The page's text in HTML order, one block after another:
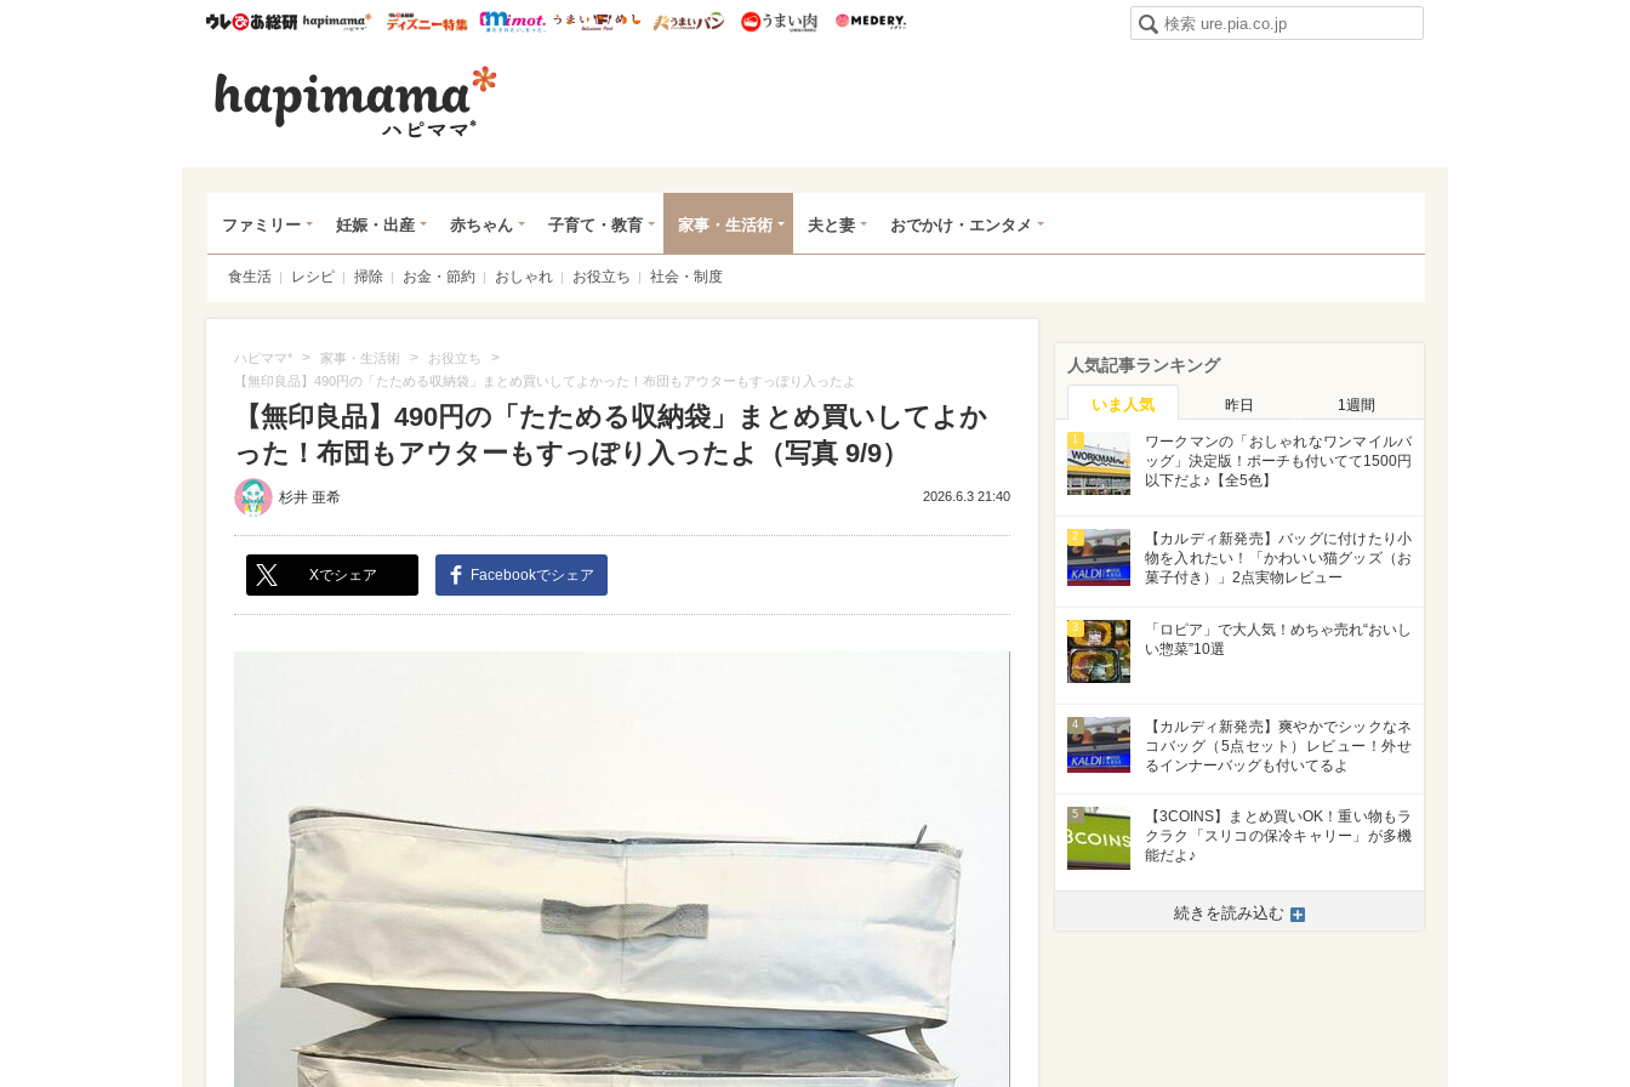
ウレぴあ総研ハピママ* ウレぴあ総研 ディズニー特集
mimot. うまいめし うまいパン うまい肉
ファミリー 妊娠・出産 赤ちゃん 子育て・教育 家事・生活術 夫と妻 おでかけ・エンタメ
食生活 レシピ 掃除 お金・節約 おしゃれ お役立ち 社会・制度
ハピママ* > 家事・生活術 > お役立ち >
【無印良品】490円の「たためる収納袋」まとめ買いしてよかった！布団もアウターもすっぽり入ったよ
【無印良品】490円の「たためる収納袋」まとめ買いしてよか
った！布団もアウターもすっぽり入ったよ（写真 9/9）
杉井 亜希 2026.6.3 21:40
Xでシェア Facebookでシェア
人気記事ランキング
いま人気 昨日 1週間
1
ワークマンの「おしゃれなワンマイルバ
ッグ」決定版！ポーチも付いてて1500円
以下だよ♪【全5色】
2
【カルディ新発売】バッグに付けたり小
物を入れたい！「かわいい猫グッズ（お
菓子付き）」2点実物レビュー
3
「ロピア」で大人気！めちゃ売れ“おいし
い惣菜”10選
4
【カルディ新発売】爽やかでシックなネ
コバッグ（5点セット）レビュー！外せ
るインナーバッグも付いてるよ
5
【3COINS】まとめ買いOK！重い物もラ
クラク「スリコの保冷キャリー」が多機
能だよ♪
続きを読み込む